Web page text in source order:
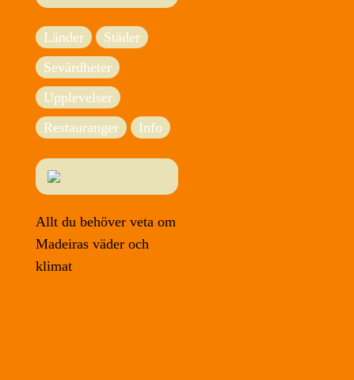
Länder
Städer
Sevärdheter
Upplevelser
Restauranger
Info
Allt du behöver veta om
Madeiras väder och
klimat